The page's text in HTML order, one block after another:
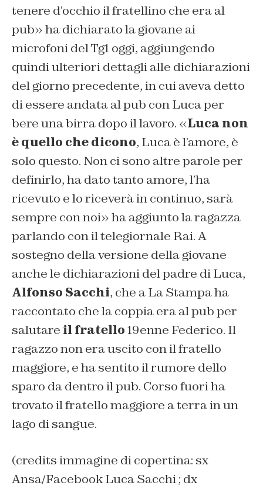
tenere d’occhio il fratellino che era al
pub» ha dichiarato la giovane ai
microfoni del Tg1 oggi, aggiungendo
quindi ulteriori dettagli alle dichiarazioni
del giorno precedente, in cui aveva detto
di essere andata al pub con Luca per
bere una birra dopo il lavoro. «Luca non
è quello che dicono, Luca è l’amore, è
solo questo. Non ci sono altre parole per
definirlo, ha dato tanto amore, l’ha
ricevuto e lo riceverà in continuo, sarà
sempre con noi» ha aggiunto la ragazza
parlando con il telegiornale Rai. A
sostegno della versione della giovane
anche le dichiarazioni del padre di Luca,
Alfonso Sacchi, che a La Stampa ha
raccontato che la coppia era al pub per
salutare il fratello19enne Federico. Il
ragazzo non era uscito con il fratello
maggiore, e ha sentito il rumore dello
sparo da dentro il pub. Corso fuori ha
trovato il fratello maggiore a terra in un
lago di sangue.
(credits immagine di copertina: sx
Ansa/Facebook Luca Sacchi ; dx